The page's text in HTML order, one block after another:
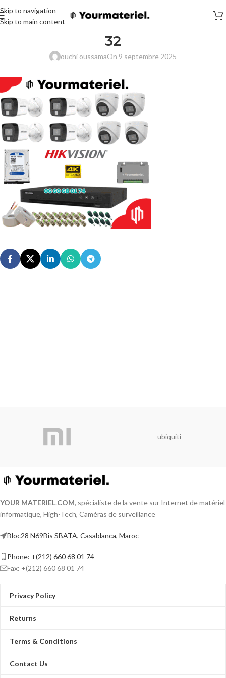
Skip to navigation
Skip to main content
32
ouchi oussamaOn 9 septembre 2025
ubiquiti
YOUR MATERIEL.COM, spécialiste de la vente sur Internet de matériel
informatique, High-Tech, Caméras de surveillance
Bloc28 N69Bis SBATA, Casablanca, Maroc
Phone: +(212) 660 68 01 74
Fax: +(212) 660 68 01 74
Privacy Policy
Returns
Terms & Conditions
Contact Us